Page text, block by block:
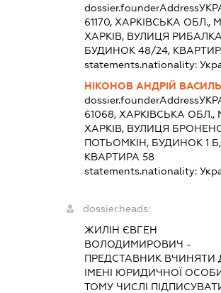
dossier.founderAddress
61170, ХАРКІВСЬКА ОБЛ.,
ХАРКІВ, ВУЛИЦЯ
БУДИНОК 48/24,
statements.nationality:
НІКОНОВ АНДРІЙ
dossier.founderAddress
61068, ХАРКІВСЬКА ОБЛ.,
ХАРКІВ, ВУЛИЦЯ
ПОТЬОМКІН, БУДИНОК 1 Б,
КВАРТИРА 58
statements.nationality:
dossier.heads:
ЖИЛІН ЄВГЕН
ВОЛОДИМИРОВИЧ -
ПРЕДСТАВНИК ВЧИНЯТИ
ІМЕНІ ЮРИДИЧНОЇ
ТОМУ ЧИСЛІ